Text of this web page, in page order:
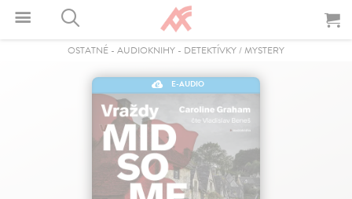
OSTATNÉ - AUDIOKNIHY - DETEKTÍVKY / MYSTERY
E-AUDIO